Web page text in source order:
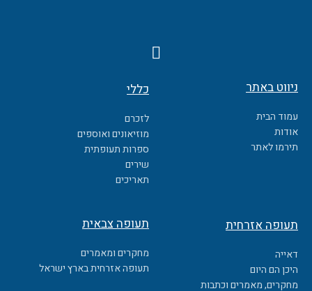
F
a
e
b
o
o
k
ניווט באתר
עמוד הבית
אודות
תירמו לאתר
כללי
לזכרם
מוזיאונים ואוספים
ספרות תעופתית
שירים
תאריכים
תעופה אזרחית
דאייה
היכן הם היום
מחקרים, מאמרים וכתבות
תעופה צבאית
מחקרים ומאמרים
תעופה אזרחית בארץ ישראל